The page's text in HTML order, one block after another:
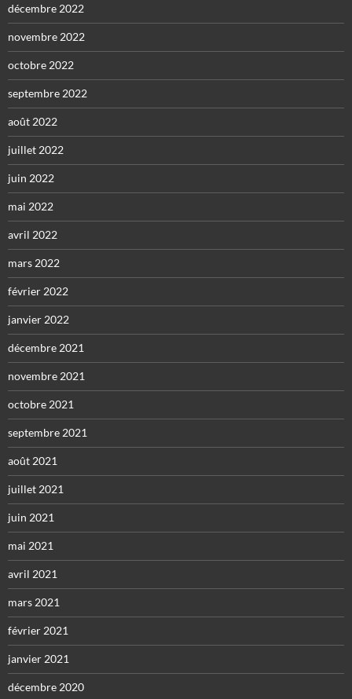
décembre 2022
novembre 2022
octobre 2022
septembre 2022
août 2022
juillet 2022
juin 2022
mai 2022
avril 2022
mars 2022
février 2022
janvier 2022
décembre 2021
novembre 2021
octobre 2021
septembre 2021
août 2021
juillet 2021
juin 2021
mai 2021
avril 2021
mars 2021
février 2021
janvier 2021
décembre 2020